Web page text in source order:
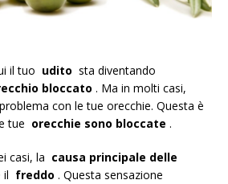
il tuo udito sta diventando
bloccato . Ma in molti casi,
con le tue orecchie. Questa è
tue orecchie sono bloccate .
casi, la causa principale delle
il freddo . Questa sensazione